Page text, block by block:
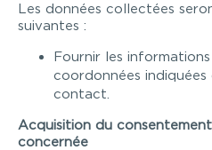
Les données collectées
suivantes :
Fournir les
coordonnées
contact.
Acquisition du
concernée